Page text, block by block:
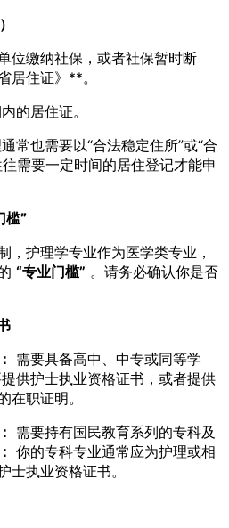
位缴纳社保，或者社保暂时断
居住证》**。
的居住证。
常也需要以“合法稳定住所”或“合
需要一定时间的居住登记才能申
槛”
，护理学专业作为医学类专业，
“专业门槛” 。请务必确认你是否
需要具备高中、中专或同等学
供护士执业资格证书，或者提供
在职证明。
需要持有国民教育系列的专科及
你的专科专业通常应为护理或相
士执业资格证书。